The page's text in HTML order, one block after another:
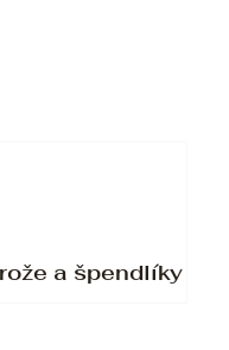
a špendlíky